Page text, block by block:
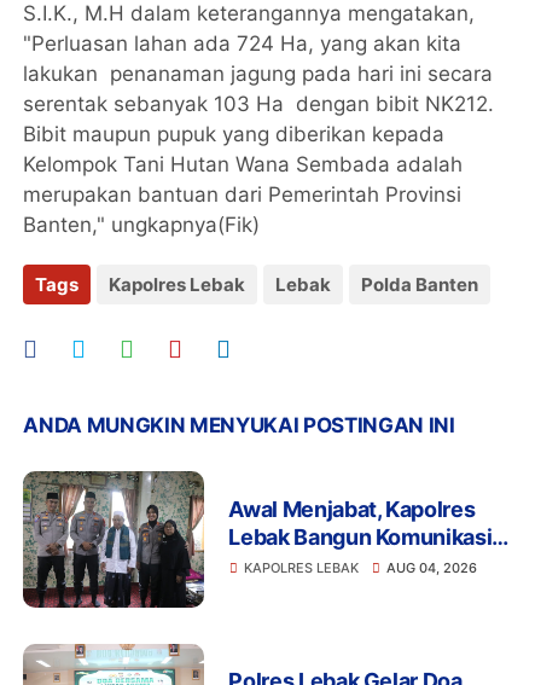
S.I.K., M.H dalam keterangannya mengatakan,
"Perluasan lahan ada 724 Ha, yang akan kita
lakukan penanaman jagung pada hari ini secara
serentak sebanyak 103 Ha dengan bibit NK212.
Bibit maupun pupuk yang diberikan kepada
Kelompok Tani Hutan Wana Sembada adalah
merupakan bantuan dari Pemerintah Provinsi
Banten," ungkapnya(Fik)
Tags Kapolres Lebak Lebak Polda Banten
ANDA MUNGKIN MENYUKAI POSTINGAN INI
Awal Menjabat, Kapolres
Lebak Bangun Komunikasi
dengan Ulama demi
KAPOLRES LEBAK AUG 04, 2026